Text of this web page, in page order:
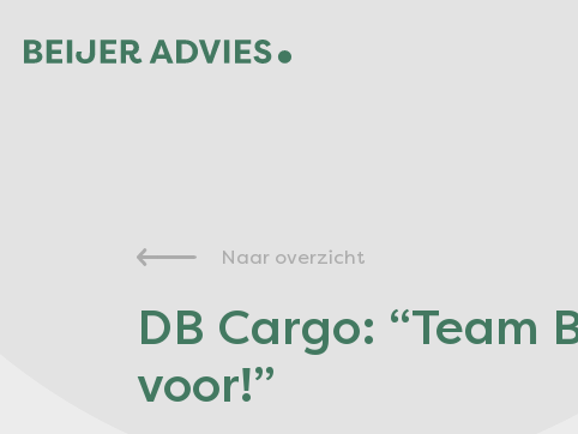
Naar overzicht
DB Cargo: “Team
voor!”